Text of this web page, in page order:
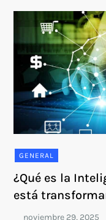
GENERAL
¿Qué es la
está